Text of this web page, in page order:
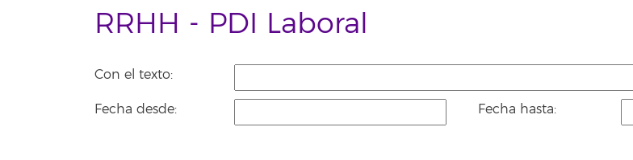
RRHH - PDI Laboral
Con el texto:
Fecha desde: Fecha hasta: